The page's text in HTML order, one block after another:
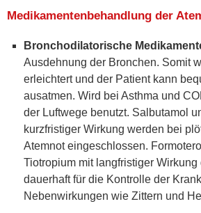
Medikamentenbehandlung der
Bronchodilatorische
Ausdehnung der Bronchen. Somit
erleichtert und der Patient kann
ausatmen. Wird bei Asthma und
der Luftwege benutzt. Salbutamol
kurzfristiger Wirkung werden bei
Atemnot eingeschlossen.
Tiotropium mit langfristiger
dauerhaft für die Kontrolle der
Nebenwirkungen wie Zittern und